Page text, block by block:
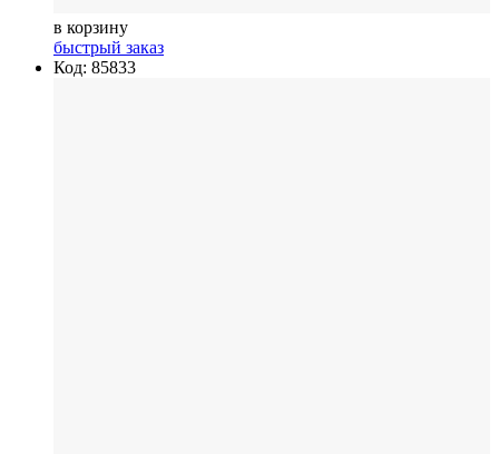
в корзину
быстрый заказ
Код: 85833